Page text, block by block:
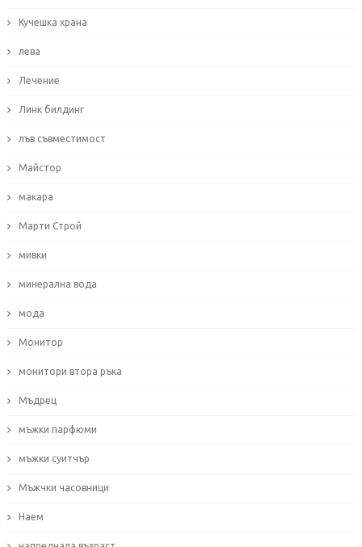
Кучешка храна
лева
Лечение
Линк билдинг
лъв съвместимост
Майстор
макара
Марти Строй
мивки
минерална вода
мода
Монитор
монитори втора ръка
Мъдрец
мъжки парфюми
мъжки суитчър
Мъжчки часовници
Наем